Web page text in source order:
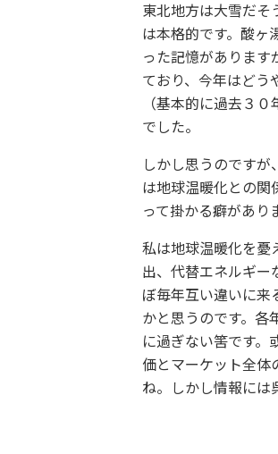
東北地方は大雪だそ
は本格的です。酸ヶ
った記憶があります
ており、今年はどう
（基本的に過去３
でした。
しかし思うのです
は地球温暖化との関
って掛かる癖があり
私は地球温暖化を憂
出、代替エネルギー
ぼ毎年互い違いに来
かと思うのです。各
に過ぎない筈です。
価とマーケット全体
ね。しかし情報には